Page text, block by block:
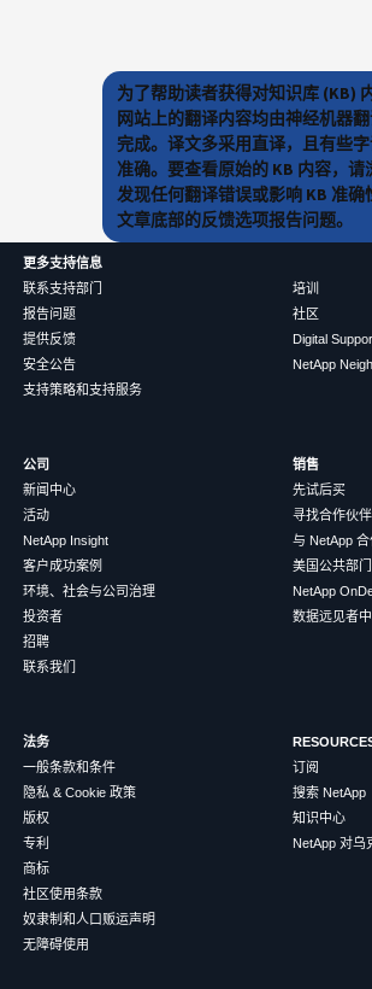
为了帮助读者获得对知识库 (KB)
网站上的翻译内容均由神经机器
完成。译文多采用直译，且有些
准确。要查看原始的 KB 内容，
发现任何翻译错误或影响 KB 准
文章底部的反馈选项报告问题。
更多支持信息
联系支持部门
报告问题
提供反馈
安全公告
支持策略和支持服务
培训
社区
Digital
NetApp
公司
新闻中心
活动
NetApp Insight
客户成功案例
环境、社会与公司治理
投资者
招聘
联系我们
销售
先试后买
寻找合作伙伴
与 NetApp 合
美国公共部
NetApp
数据远见者
法务
一般条款和条件
隐私 & Cookie 政策
版权
专利
商标
社区使用条款
奴隶制和人口贩运声明
无障碍使用
订阅
搜索 NetApp
知识中心
NetApp 对乌